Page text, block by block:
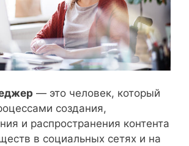
— это человек, который
создания,
и распространения контента
в социальных сетях и на